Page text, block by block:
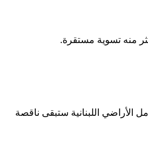
منه تسوية مستقرة.
اللبنانية ستبقى ناقصة